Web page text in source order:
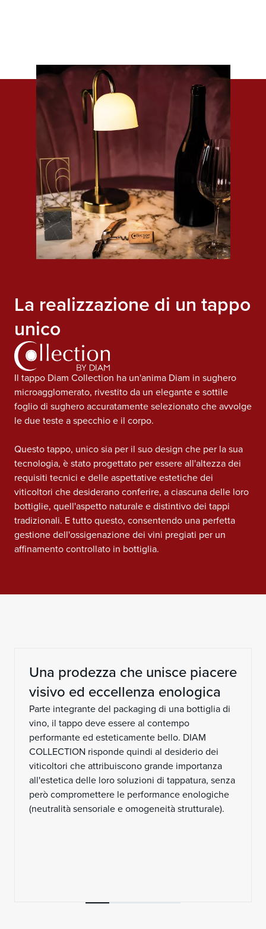
La realizzazione di un tappo
unico
Il tappo Diam Collection ha un'anima Diam in sughero
microagglomerato, rivestito da un elegante e sottile
foglio di sughero accuratamente selezionato che avvolge
le due teste a specchio e il corpo.
Questo tappo, unico sia per il suo design che per la sua
tecnologia, è stato progettato per essere all'altezza dei
requisiti tecnici e delle aspettative estetiche dei
viticoltori che desiderano conferire, a ciascuna delle loro
bottiglie, quell'aspetto naturale e distintivo dei tappi
tradizionali. E tutto questo, consentendo una perfetta
gestione dell'ossigenazione dei vini pregiati per un
affinamento controllato in bottiglia.
Una prodezza che unisce piacere
visivo ed eccellenza enologica
Parte integrante del packaging di una bottiglia di
vino, il tappo deve essere al contempo
performante ed esteticamente bello. DIAM
COLLECTION risponde quindi al desiderio dei
viticoltori che attribuiscono grande importanza
all'estetica delle loro soluzioni di tappatura, senza
però compromettere le performance enologiche
(neutralità sensoriale e omogeneità strutturale).